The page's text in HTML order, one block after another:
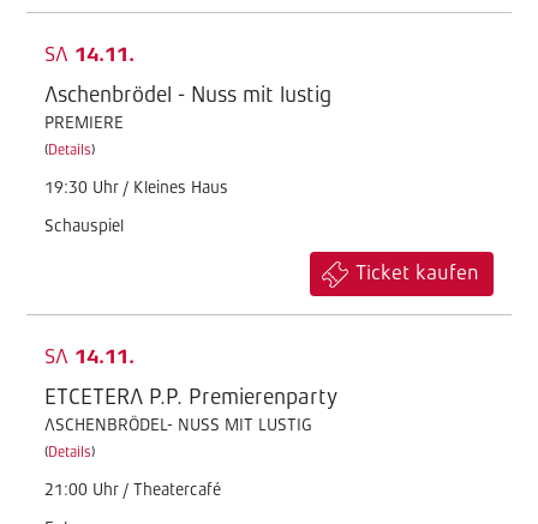
SA 14.11.
Aschenbrödel - Nuss mit lustig
PREMIERE
(Details)
19:30 Uhr / Kleines Haus
Schauspiel
Ticket kaufen
SA 14.11.
ETCETERA P.P. Premierenparty
ASCHENBRÖDEL- NUSS MIT LUSTIG
(Details)
21:00 Uhr / Theatercafé